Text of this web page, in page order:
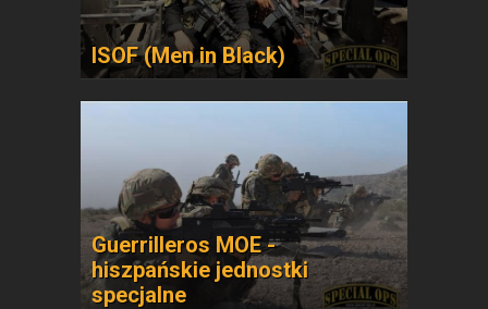
ISOF (Men in Black)
Guerrilleros MOE -
hiszpańskie jednostki
specjalne